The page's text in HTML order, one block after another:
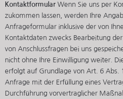
Kontaktformular Wenn Sie uns per
zukommen lassen, werden Ihre
Anfrageformular inklusive der von
Kontaktdaten zwecks Bearbeitung
von Anschlussfragen bei uns
nicht ohne Ihre Einwilligung weiter.
erfolgt auf Grundlage von Art. 6 Abs.
Anfrage mit der Erfüllung eines
Durchführung vorvertraglicher